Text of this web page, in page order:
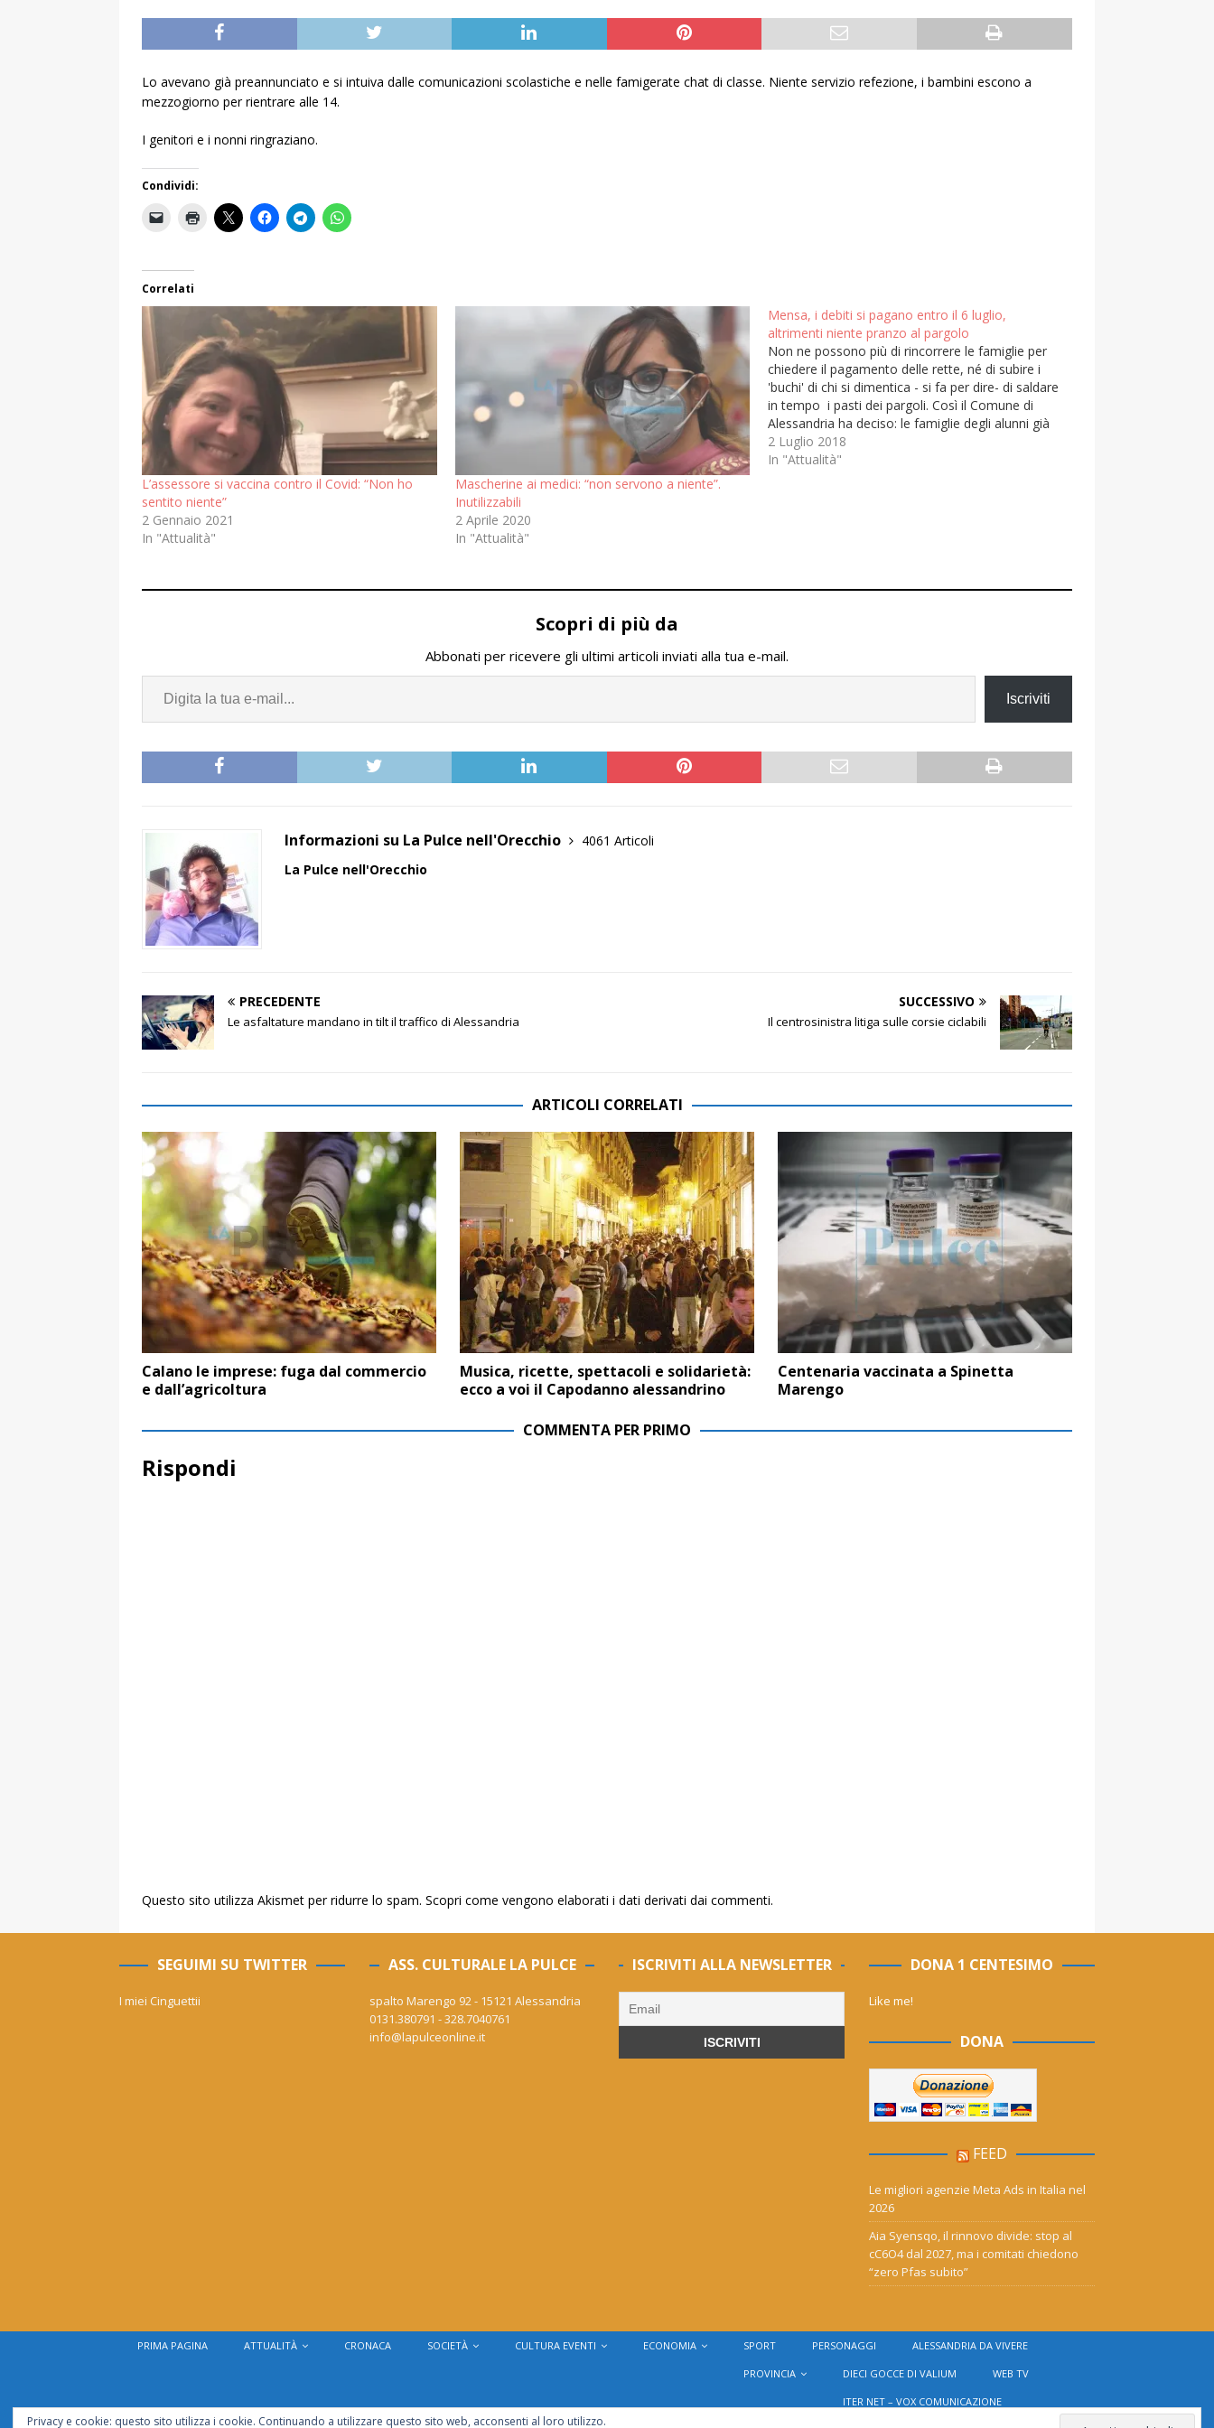
Lo avevano già preannunciato e si intuiva dalle comunicazioni scolastiche e nelle famigerate chat di classe. Niente servizio refezione, i bambini escono a
mezzogiorno per rientrare alle 14.
I genitori e i nonni ringraziano.
Condividi:
Correlati
L’assessore si vaccina contro il Covid: “Non ho
sentito niente”
2 Gennaio 2021
In "Attualità"
Mascherine ai medici: “non servono a niente”.
Inutilizzabili
2 Aprile 2020
In "Attualità"
Mensa, i debiti si pagano entro il 6 luglio,
altrimenti niente pranzo al pargolo
Non ne possono più di rincorrere le famiglie per
chiedere il pagamento delle rette, né di subire i
'buchi' di chi si dimentica - si fa per dire- di saldare
in tempo i pasti dei pargoli. Così il Comune di
Alessandria ha deciso: le famiglie degli alunni già
iscritti al…
2 Luglio 2018
In "Attualità"
Scopri di più da
Abbonati per ricevere gli ultimi articoli inviati alla tua e-mail.
Iscriviti
Informazioni su La Pulce nell'Orecchio
4061 Articoli
La Pulce nell'Orecchio
PRECEDENTE
Le asfaltature mandano in tilt il traffico di Alessandria
SUCCESSIVO
Il centrosinistra litiga sulle corsie ciclabili
ARTICOLI CORRELATI
Calano le imprese: fuga dal commercio
e dall’agricoltura
Musica, ricette, spettacoli e solidarietà:
ecco a voi il Capodanno alessandrino
Centenaria vaccinata a Spinetta
Marengo
COMMENTA PER PRIMO
Rispondi
Questo sito utilizza Akismet per ridurre lo spam. Scopri come vengono elaborati i dati derivati dai commenti.
SEGUIMI SU TWITTER
I miei Cinguettii
ASS. CULTURALE LA PULCE
spalto Marengo 92 - 15121 Alessandria
0131.380791 - 328.7040761
info@lapulceonline.it
ISCRIVITI ALLA NEWSLETTER DONA 1 CENTESIMO
Like me!
DONA
FEED
Le migliori agenzie Meta Ads in Italia nel
2026
Aia Syensqo, il rinnovo divide: stop al
cC6O4 dal 2027, ma i comitati chiedono
“zero Pfas subito”
PRIMA PAGINA ATTUALITÀ CRONACA SOCIETÀ CULTURA EVENTI ECONOMIA SPORT PERSONAGGI ALESSANDRIA DA VIVERE
PROVINCIA DIECI GOCCE DI VALIUM WEB TV
ITER NET – VOX COMUNICAZIONE
Privacy e cookie: questo sito utilizza i cookie. Continuando a utilizzare questo sito web, acconsenti al loro utilizzo.